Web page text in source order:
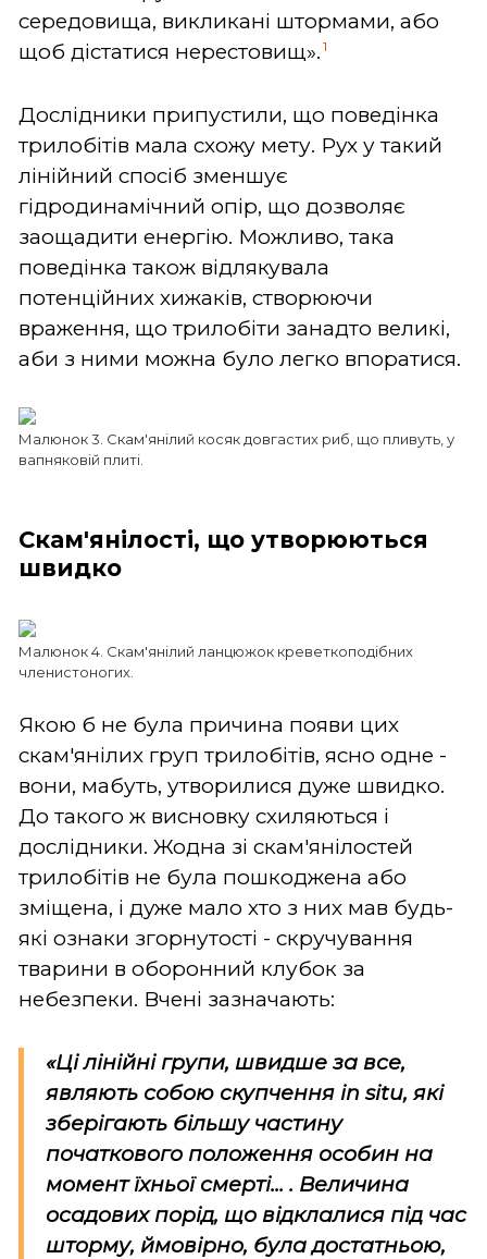
середовища, викликані штормами, або
щоб дістатися нерестовищ». 1
Дослідники припустили, що поведінка
трилобітів мала схожу мету. Рух у такий
лінійний спосіб зменшує
гідродинамічний опір, що дозволяє
заощадити енергію. Можливо, така
поведінка також відлякувала
потенційних хижаків, створюючи
враження, що трилобіти занадто великі,
аби з ними можна було легко впоратися.
Малюнок 3. Скам'янілий косяк довгастих риб, що пливуть, у
вапняковій плиті.
Скам'янілості, що утворюються
швидко
Малюнок 4. Скам'янілий ланцюжок креветкоподібних
членистоногих.
Якою б не була причина появи цих
скам'янілих груп трилобітів, ясно одне -
вони, мабуть, утворилися дуже швидко.
До такого ж висновку схиляються і
дослідники. Жодна зі скам'янілостей
трилобітів не була пошкоджена або
зміщена, і дуже мало хто з них мав будь-
які ознаки згорнутості - скручування
тварини в оборонний клубок за
небезпеки. Вчені зазначають:
«Ці лінійні групи, швидше за все,
являють собою скупчення in situ, які
зберігають більшу частину
початкового положення особин на
момент їхньої смерті... . Величина
осадових порід, що відклалися під час
шторму, ймовірно, була достатньою,